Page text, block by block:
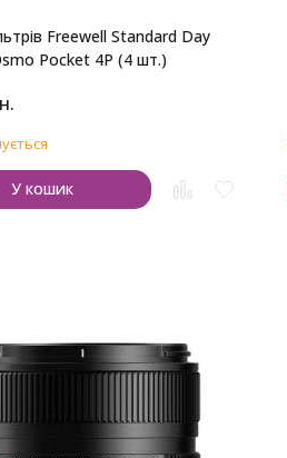
Freewell Standard Day
Pocket 4P (4 шт.)
У кошик